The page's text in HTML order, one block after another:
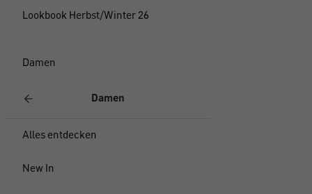
Lookbook Herbst/Winter 26
Damen
Damen
Alles entdecken
New In